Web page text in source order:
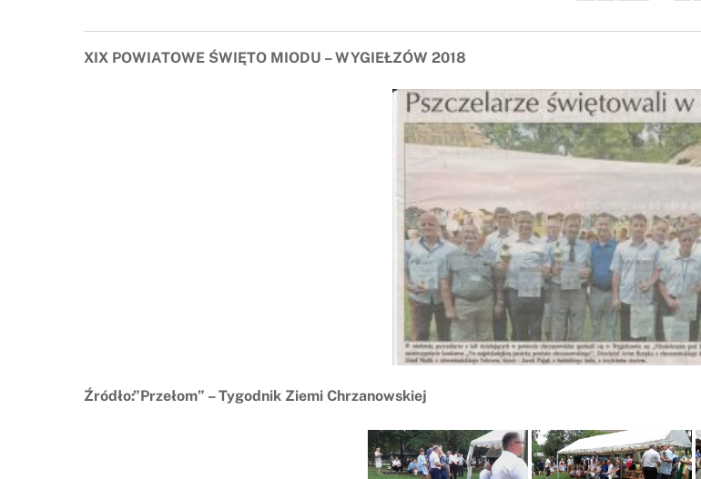
XIX POWIATOWE ŚWIĘTO MIODU – WYGIEŁZÓW 2018
Źródło:”Przełom” – Tygodnik Ziemi Chrzanowskiej